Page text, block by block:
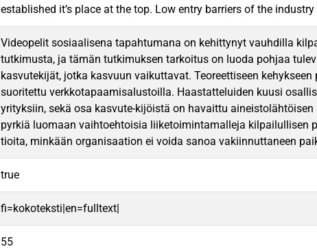
established it’s place at the top. Low entry barriers of the
Videopelit sosiaalisena tapahtumana on kehittynyt vauhdilla
tutkimusta, ja tämän tutkimuksen tarkoitus on luoda pohjaa
kasvutekijät, jotka kasvuun vaikuttavat. Teoreettiseen
suoritettu verkkotapaamisalustoilla. Haastatteluiden kuusi
yrityksiin, sekä osa kasvute-kijöistä on havaittu
pyrkiä luomaan vaihtoehtoisia liiketoimintamalleja kilpailullisen
tioita, minkään organisaation ei voida sanoa vakiinnuttaneen
true
fi=kokoteksti|en=fulltext|
55